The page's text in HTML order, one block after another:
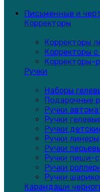
Письменные и
Корректоры
Корректоры
Корректоры с
Корректоры-
Ручки
Наборы
Подарочные
Ручки
Ручки
Ручки
Ручки линеры
Ручки
Ручки пиши-
Ручки
Ручки
Карандаши